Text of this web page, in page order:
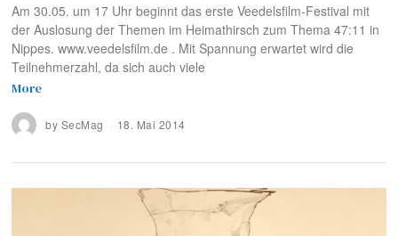
Am 30.05. um 17 Uhr beginnt das erste Veedelsfilm-Festival mit
der Auslosung der Themen im Heimathirsch zum Thema 47:11 in
Nippes. www.veedelsfilm.de . Mit Spannung erwartet wird die
Teilnehmerzahl, da sich auch viele
More
by SecMag 18. Mai 2014